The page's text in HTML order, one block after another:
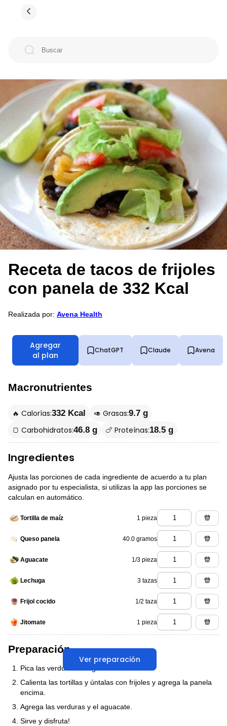
Receta de tacos de frijoles
con panela de 332 Kcal
Realizada por: Avena Health
Agregar
al plan
ChatGPT Claude Avena
Macronutrientes
🔥 Calorías:332 Kcal 🥑 Grasas:9.7 g
🍞 Carbohidratos:46.8 g 🍗 Proteínas:18.5 g
Ingredientes
Ajusta las porciones de cada ingrediente de acuerdo a tu plan
asignado por tu especialista, si utilizas la app las porciones se
calculan en automático.
Tortilla de maíz 1 pieza
Queso panela 40.0 gramos
Aguacate 1/3 pieza
Lechuga 3 tazas
Frijol cocido 1/2 taza
Jitomate 1 pieza
Ver preparación
Preparación
Pica las verduras a tu gusto.
Calienta las tortillas y úntalas con frijoles y agrega la panela
encima.
Agrega las verduras y el aguacate.
Sirve y disfruta!